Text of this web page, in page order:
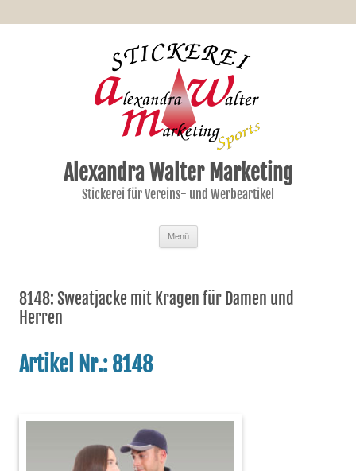
Alexandra Walter Marketing
Stickerei für Vereins- und Werbeartikel
Menü
8148: Sweatjacke mit Kragen für Damen und
Herren
Artikel Nr.: 8148